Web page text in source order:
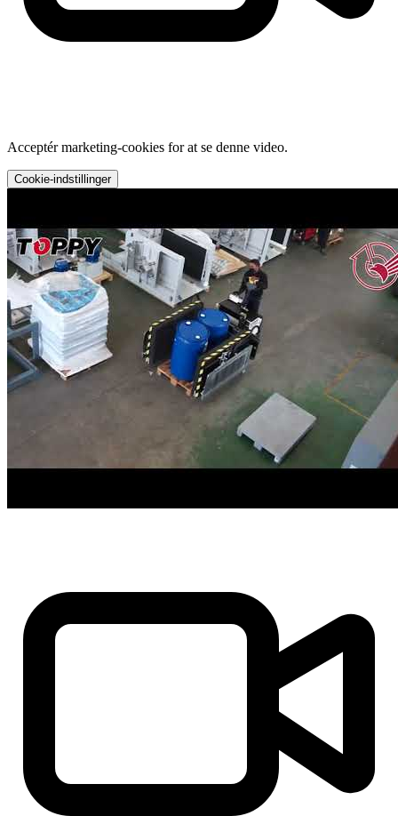
Acceptér marketing-cookies for at se denne video.
Cookie-indstillinger